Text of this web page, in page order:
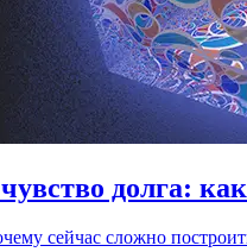
долга: